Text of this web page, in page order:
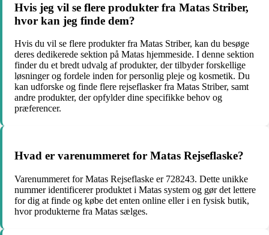
Hvis jeg vil se flere produkter fra Matas Striber,
hvor kan jeg finde dem?
Hvis du vil se flere produkter fra Matas Striber, kan du besøge
deres dedikerede sektion på Matas hjemmeside. I denne sektion
finder du et bredt udvalg af produkter, der tilbyder forskellige
løsninger og fordele inden for personlig pleje og kosmetik. Du
kan udforske og finde flere rejseflasker fra Matas Striber, samt
andre produkter, der opfylder dine specifikke behov og
præferencer.
Hvad er varenummeret for Matas Rejseflaske?
Varenummeret for Matas Rejseflaske er 728243. Dette unikke
nummer identificerer produktet i Matas system og gør det lettere
for dig at finde og købe det enten online eller i en fysisk butik,
hvor produkterne fra Matas sælges.